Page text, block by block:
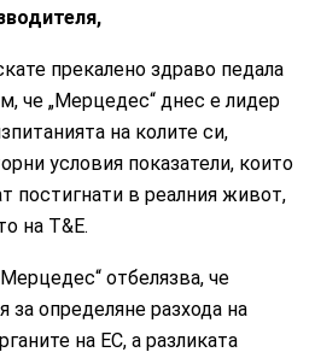
прекалено здраво педала
че „Мерцедес“ днес е лидер
на колите си,
условия показатели, които
постигнати в реалния живот,
на T&E.
отбелязва, че
за определяне разхода на
на ЕС, а разликата